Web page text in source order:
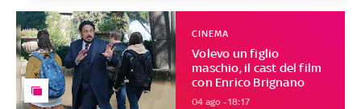
Volevo un figlio
maschio, il cast del film
con Enrico Brignano
CINEMA
04 ago - 18:17